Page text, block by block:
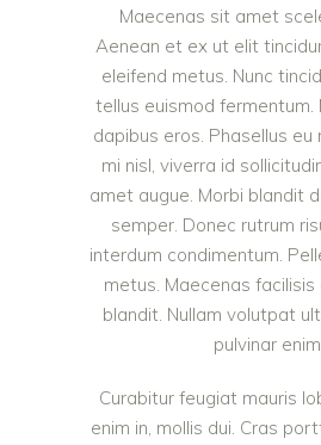
Maecenas sit amet
Aenean et ex ut elit
eleifend metus. Nunc
tellus euismod fermentum.
dapibus eros. Phasellus eu
mi nisl, viverra id
amet augue. Morbi blandit
semper. Donec rutrum
interdum condimentum.
metus. Maecenas
blandit. Nullam volutpat
pulvinar enim
Curabitur feugiat mauris
enim in, mollis dui. Cras